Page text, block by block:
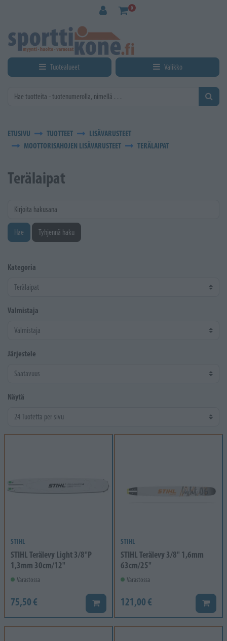
0
Tuotealueet Valikko
ETUSIVU TUOTTEET
LISÄVARUSTEET
MOOTTORISAHOJEN LISÄVARUSTEET
TERÄLAIPAT
Terälaipat
Kirjoita hakusana
Hae Tyhjennä haku
Kategoria
Valmistaja
Järjestele
Näytä
STIHL
STIHL Terälevy Light 3/8"P
1,3mm 30cm/12"
Varastossa
75,50 € Lisää koriin
STIHL
STIHL Terälevy 3/8" 1,6mm
63cm/25"
Varastossa
121,00 € Lisää